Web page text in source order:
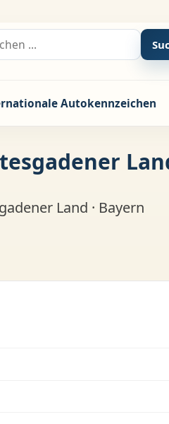
Autokennzeichen
Land · Bayern